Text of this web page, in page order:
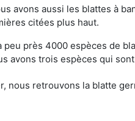
avons aussi les blattes à
citées plus haut.
peu près 4000 espèces de
avons trois espèces qui
nous retrouvons la blatte